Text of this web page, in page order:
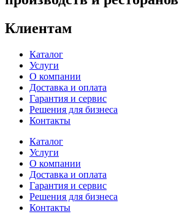
Клиентам
Каталог
Услуги
О компании
Доставка и оплата
Гарантия и сервис
Решения для бизнеса
Контакты
Каталог
Услуги
О компании
Доставка и оплата
Гарантия и сервис
Решения для бизнеса
Контакты